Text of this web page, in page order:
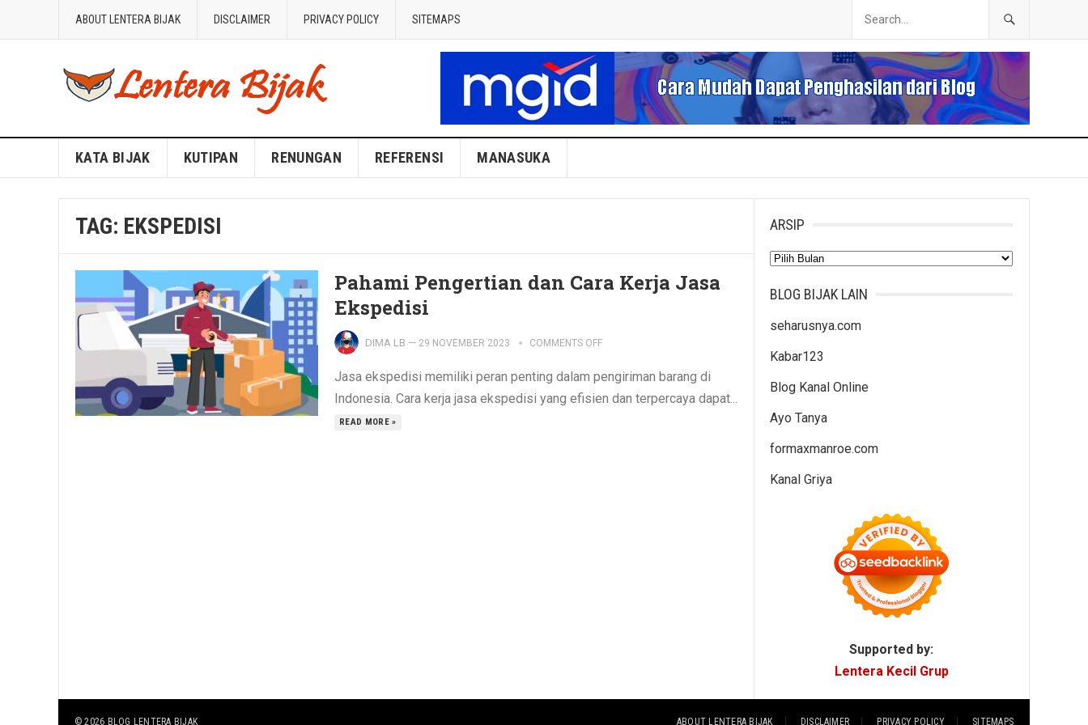
ABOUT LENTERA BIJAK DISCLAIMER PRIVACY POLICY SITEMAPS
Blog Lentera Bijak
KATA BIJAK KUTIPAN RENUNGAN REFERENSI MANASUKA
TAG: EKSPEDISI
Pahami Pengertian dan Cara Kerja Jasa
Ekspedisi
DIMA LB — 29 NOVEMBER 2023 COMMENTS OFF
Jasa ekspedisi memiliki peran penting dalam pengiriman barang di
Indonesia. Cara kerja jasa ekspedisi yang efisien dan terpercaya dapat...
READ MORE »
ARSIP
Arsip
BLOG BIJAK LAIN
seharusnya.com
Kabar123
Blog Kanal Online
Ayo Tanya
formaxmanroe.com
Kanal Griya
Supported by:
Lentera Kecil Grup
© 2026 BLOG LENTERA BIJAK ABOUT LENTERA BIJAK DISCLAIMER PRIVACY POLICY SITEMAPS